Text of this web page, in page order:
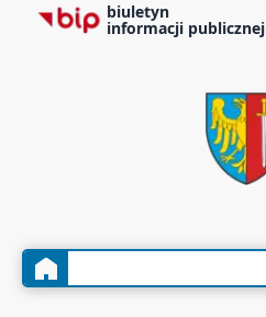
biuletyn
informacji publicznej